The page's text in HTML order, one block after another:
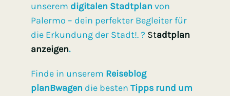
unserem digitalen Stadtplan von
Palermo – dein perfekter Begleiter für
die Erkundung der Stadt!. ?️ Stadtplan
anzeigen.
Finde in unserem Reiseblog
planBwagen die besten Tipps rund um